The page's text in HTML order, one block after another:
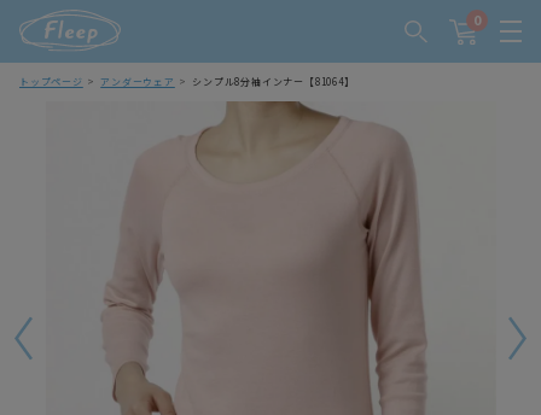
0
トップページ アンダーウェア シンプル8分袖インナー【81064】